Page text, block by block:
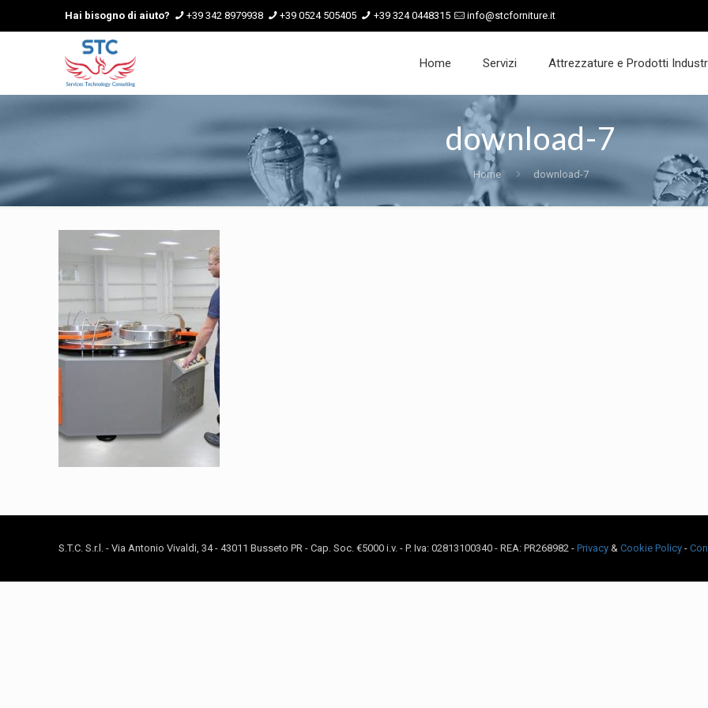
Hai bisogno di aiuto? +39 342 8979938 +39 0524 505405 +39 324 0448315 info@stcforniture.it
Home Servizi Attrezzature e Prodotti
download-7
Home download-7
S.T.C. S.r.l. - Via Antonio Vivaldi, 34 - 43011 Busseto PR - Cap. Soc. €5000 i.v. - P. Iva: 02813100340 - REA: PR268982 -Privacy &Cookie Policy -